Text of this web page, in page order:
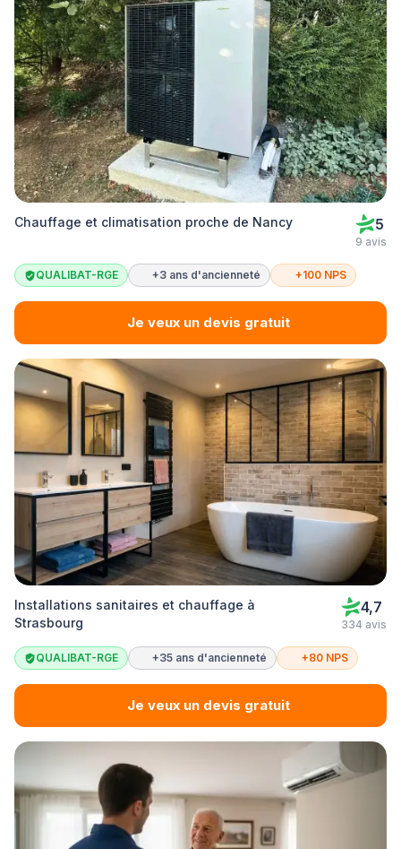
Chauffage et climatisation proche de Nancy 5
9 avis
QUALIBAT-RGE +3 ans d'ancienneté +100 NPS
Je veux un devis gratuit
Installations sanitaires et chauffage à
Strasbourg
4,7
334 avis
QUALIBAT-RGE +35 ans d'ancienneté +80 NPS
Je veux un devis gratuit